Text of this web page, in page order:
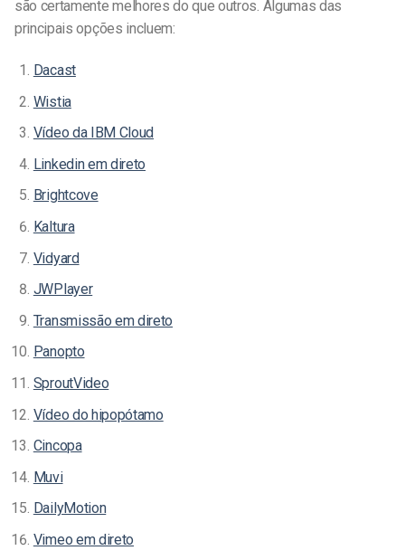
são certamente melhores do que outros. Algumas das
principais opções incluem:
Dacast
Wistia
Vídeo da IBM Cloud
Linkedin em direto
Brightcove
Kaltura
Vidyard
JWPlayer
Transmissão em direto
Panopto
SproutVideo
Vídeo do hipopótamo
Cincopa
Muvi
DailyMotion
Vimeo em direto